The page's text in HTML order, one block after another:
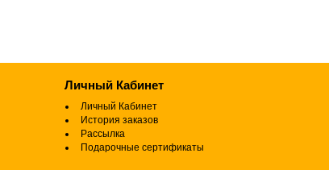
Личный Кабинет
Личный Кабинет
История заказов
Рассылка
Подарочные сертификаты